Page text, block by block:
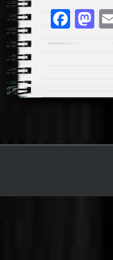
Fa
ce
ok
M
o